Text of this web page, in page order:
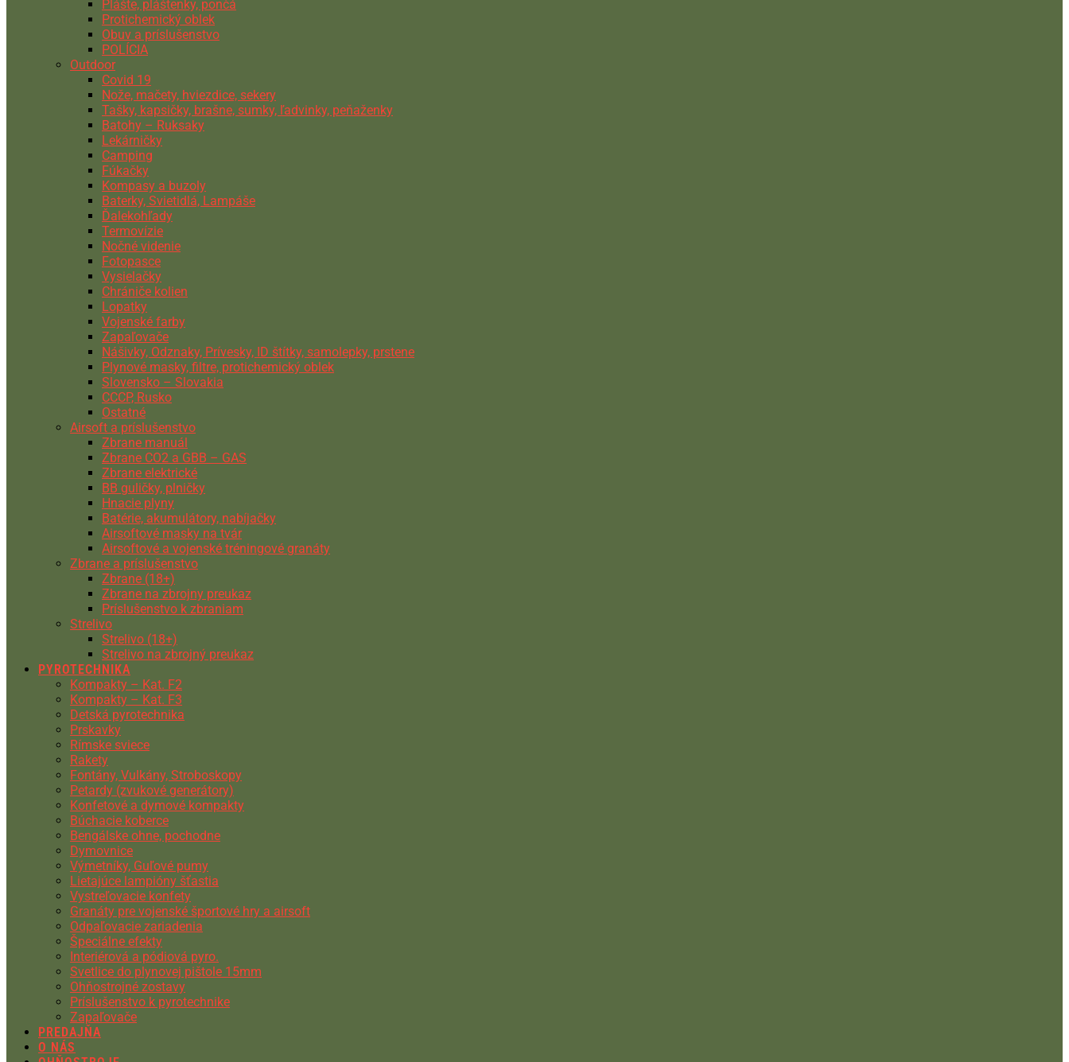
Plášte, pláštenky, pončá
Protichemický oblek
Obuv a príslušenstvo
POLÍCIA
Outdoor
Covid 19
Nože, mačety, hviezdice, sekery
Tašky, kapsičky, brašne, sumky, ľadvinky, peňaženky
Batohy – Ruksaky
Lekárničky
Camping
Fúkačky
Kompasy a buzoly
Baterky, Svietidlá, Lampáše
Ďalekohľady
Termovízie
Nočné videnie
Fotopasce
Vysielačky
Chrániče kolien
Lopatky
Vojenské farby
Zapaľovače
Nášivky, Odznaky, Prívesky, ID štítky, samolepky, prstene
Plynové masky, filtre, protichemický oblek
Slovensko – Slovakia
CCCP, Rusko
Ostatné
Airsoft a príslušenstvo
Zbrane manuál
Zbrane CO2 a GBB – GAS
Zbrane elektrické
BB guličky, plničky
Hnacie plyny
Batérie, akumulátory, nabíjačky
Airsoftové masky na tvár
Airsoftové a vojenské tréningové granáty
Zbrane a príslušenstvo
Zbrane (18+)
Zbrane na zbrojny preukaz
Príslušenstvo k zbraniam
Strelivo
Strelivo (18+)
Strelivo na zbrojný preukaz
PYROTECHNIKA
Kompakty – Kat. F2
Kompakty – Kat. F3
Detská pyrotechnika
Prskavky
Rímske sviece
Rakety
Fontány, Vulkány, Stroboskopy
Petardy (zvukové generátory)
Konfetové a dymové kompakty
Búchacie koberce
Bengálske ohne, pochodne
Dymovnice
Výmetníky, Guľové pumy
Lietajúce lampióny šťastia
Vystreľovacie konfety
Granáty pre vojenské športové hry a airsoft
Odpaľovacie zariadenia
Špeciálne efekty
Interiérová a pódiová pyro.
Svetlice do plynovej pištole 15mm
Ohňostrojné zostavy
Príslušenstvo k pyrotechnike
Zapaľovače
PREDAJŇA
O NÁS